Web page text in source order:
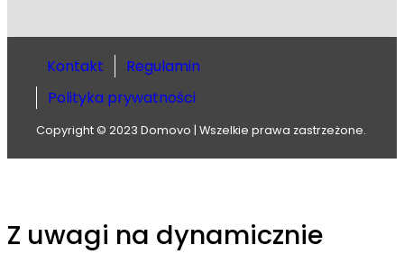
Kontakt
Regulamin
Polityka prywatności
Copyright © 2023 Domovo | Wszelkie prawa zastrzeżone.
Z uwagi na dynamicznie